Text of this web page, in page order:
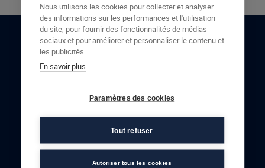
RESTONS EN CONTACT
Nous utilisons les cookies pour collecter et analyser
des informations sur les performances et l'utilisation
du site, pour fournir des fonctionnalités de médias
sociaux et pour améliorer et personnaliser le contenu et
les publicités.
En savoir plus
Paramètres des cookies
Tout refuser
Autoriser tous les cookies